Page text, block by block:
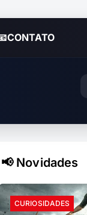
📢 Novidades
CURIOSIDADES